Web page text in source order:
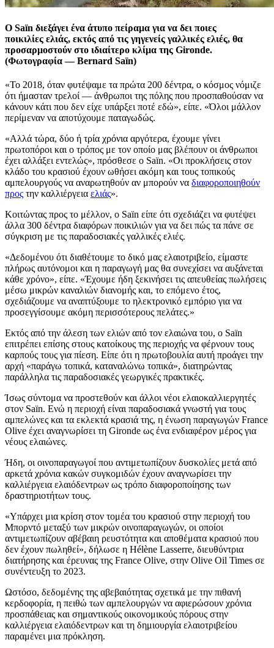
Ο Saïn διεξάγει ένα άτυπο πείραμα για να δει ποιες
ποικιλίες ελιάς, εκτός από τις γηγενείς γαλλικές ελιές, θα
προσαρμοστούν στο ιδιαίτερο κλίμα της Gironde.
(Φωτογραφία — Bernard Saïn)
«Το 2018, όταν φυτέψαμε τα πρώτα 200 δέντρα, ο κόσμος νόμιζε
ότι ήμασταν τρελοί — άνθρωποι της πόλης που προσπαθούσαν να
κάνουν κάτι που δεν είχε υπάρξει ποτέ εδώ», είπε. «Όλοι μάλλον
περίμεναν να αποτύχουμε παταγωδώς.
«Αλλά τώρα, δύο ή τρία χρόνια αργότερα, έχουμε γίνει
πρωτοπόροι και ο τρόπος με τον οποίο μας βλέπουν οι άνθρωποι
έχει αλλάξει εντελώς», πρόσθεσε ο Saïn. «Οι προκλήσεις στον
κλάδο του κρασιού έχουν ωθήσει ακόμη και τους τοπικούς
αμπελουργούς να αναρωτηθούν αν μπορούν να διαφοροποιηθούν
προς την καλλιέργεια ελιάς».
Κοιτώντας προς το μέλλον, ο Saïn είπε ότι σχεδιάζει να φυτέψει
άλλα 300 δέντρα διαφόρων ποικιλιών για να δει πώς τα πάνε σε
σύγκριση με τις παραδοσιακές γαλλικές ελιές.
«Δεδομένου ότι διαθέτουμε το δικό μας ελαιοτριβείο, είμαστε
πλήρως αυτόνομοι και η παραγωγή μας θα συνεχίσει να αυξάνεται
κάθε χρόνο», είπε. «Έχουμε ήδη ξεκινήσει τις απευθείας πωλήσεις
μέσω μικρών καναλιών διανομής και, το επόμενο έτος,
σχεδιάζουμε να αναπτύξουμε το ηλεκτρονικό εμπόριο για να
προσεγγίσουμε ακόμη περισσότερους πελάτες.»
Εκτός από την άλεση των ελιών από τον ελαιώνα του, ο Saïn
επιτρέπει επίσης στους κατοίκους της περιοχής να φέρνουν τους
καρπούς τους για πίεση. Είπε ότι η πρωτοβουλία αυτή προάγει την
αρχή «παράγω τοπικά, καταναλώνω τοπικά», διατηρώντας
παράλληλα τις παραδοσιακές γεωργικές πρακτικές.
Ίσως σύντομα να προστεθούν και άλλοι νέοι ελαιοκαλλιεργητές
στον Saïn. Ενώ η περιοχή είναι παραδοσιακά γνωστή για τους
αμπελώνες και τα εκλεκτά κρασιά της, η ένωση παραγωγών France
Olive έχει αναγνωρίσει τη Gironde ως ένα ενδιαφέρον μέρος για
νέους ελαιώνες.
Ήδη, οι οινοπαραγωγοί που αντιμετωπίζουν δυσκολίες μετά από
αρκετά χρόνια κακών συγκομιδών έχουν αναγνωρίσει την
καλλιέργεια ελαιόδεντρων ως τρόπο διαφοροποίησης των
δραστηριοτήτων τους.
«Υπάρχει μια κρίση στον τομέα του κρασιού στην περιοχή του
Μπορντό μεταξύ των μικρών οινοπαραγωγών, οι οποίοι
αντιμετωπίζουν αβέβαιη ρευστότητα και αποθέματα κρασιού που
δεν έχουν πωληθεί», δήλωσε η Hélène Lasserre, διευθύντρια
διατήρησης και έρευνας της France Olive, στην Olive Oil Times σε
συνέντευξη το 2023.
Ωστόσο, δεδομένης της αβεβαιότητας σχετικά με την πιθανή
κερδοφορία, η πειθώ των αμπελουργών να αφιερώσουν χρόνια
προσπάθειας και σημαντικούς οικονομικούς πόρους στην
καλλιέργεια ελαιόδεντρων και τη δημιουργία ελαιοτριβείου
παραμένει μια πρόκληση.